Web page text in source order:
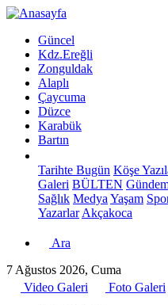
Güncel
Kdz.Ereğli
Zonguldak
Alaplı
Çaycuma
Düzce
Karabük
Bartın
Tarihte Bugün Köşe
Galeri BÜLTEN
Sağlık Medya Yaşam
Yazarlar Akçakoca
Ara
7 Ağustos 2026, Cuma
Video Galeri
Foto Galeri